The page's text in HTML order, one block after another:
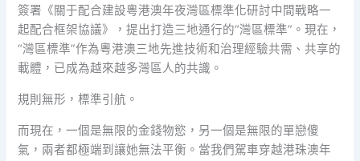
簽署《關于配合建設粵港澳年夜灣區標準化研討中間戰略一
起配合框架協議》，提出打造三地通行的“灣區標準”。現在，
“灣區標準”作為粵港澳三地先進技術和治理經驗共需、共享的
載體，已成為越來越多灣區人的共識。
規則無形，標準引航。
而現在，一個是無限的金錢物慾，另一個是無限的單戀傻
氣，兩者都極端到讓她無法平衡。當我們駕車穿越港珠澳年